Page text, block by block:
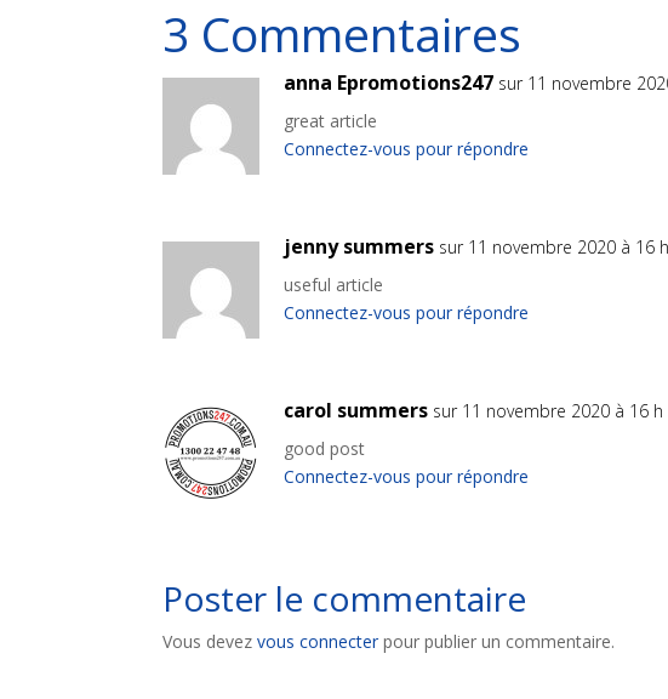
3 Commentaires
anna Epromotions247 sur 11 novembre
great article
Connectez-vous pour répondre
jenny summers sur 11 novembre 2020 à 16
useful article
Connectez-vous pour répondre
carol summers sur 11 novembre 2020 à 16 h
good post
Connectez-vous pour répondre
Poster le commentaire
Vous devezvous connecter pour publier un commentaire.